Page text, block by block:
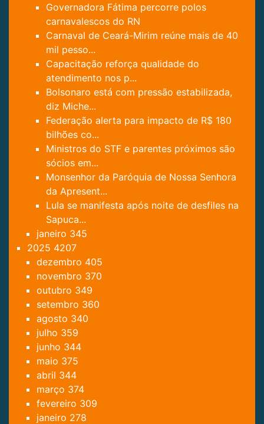
Governadora Fátima percorre polos
carnavalescos do RN
Carnaval de Ceará-Mirim reúne mais de 40
mil pesso...
Capacitação reforça qualidade do
atendimento nos p...
Bolsonaro está com pressão estabilizada,
diz Miche...
Federação alerta para impacto de R$ 180
bilhões co...
Ministros do STF e parentes próximos são
sócios em...
Monsenhor da Paróquia de Nossa Senhora
da Apresent...
Lula se manifesta após noite de desfiles na
Sapuca...
janeiro 345
2025 4207
dezembro 405
novembro 370
outubro 349
setembro 360
agosto 340
julho 359
junho 344
maio 375
abril 344
março 374
fevereiro 309
janeiro 278